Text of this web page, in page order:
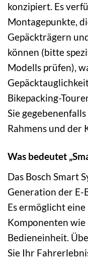
konzipiert. Es
Montagepunkte,
Gepäckträgern
können (bitte
Modells prüfen),
Bikepacking-
Sie
Rahmens und der
Was bedeutet
Das Bosch Smart
Generation der E-
Es ermöglicht
Komponenten
Bedieneinheit.
Sie Ihr